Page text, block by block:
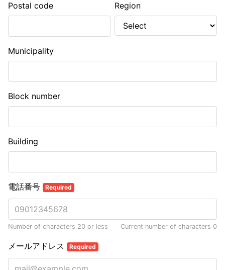
Postal code Region
Municipality
Block number
Building
電話番号 Required
Number of characters 20 or less Current number of characters 0
メールアドレス Required